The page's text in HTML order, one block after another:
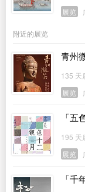
展览
附近的展览
青州
135 天
展览
「
传统
195 天
展览
「